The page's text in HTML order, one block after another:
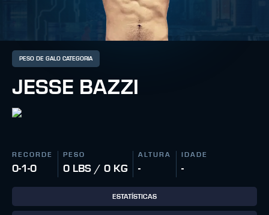
PESO DE GALO CATEGORIA
JESSE BAZZI
RECORDE
0-1-0
PESO
0 LBS / 0 KG
ALTURA
-
IDADE
-
ESTATÍSTICAS